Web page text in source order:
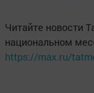
Читайте новости
национальном
https://max.ru/